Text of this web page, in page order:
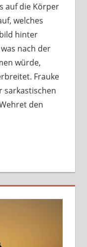
auf die Körper
welches
hinter
nach der
würde,
Frauke
sarkastischen
den